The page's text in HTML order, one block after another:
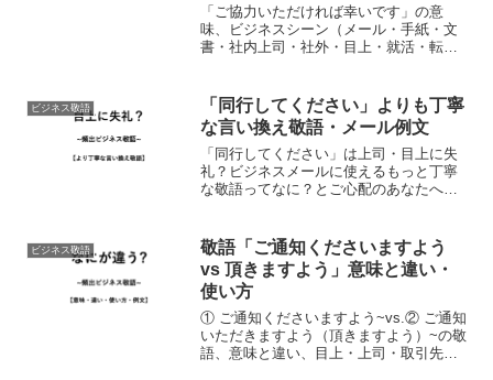
「ご協力いただければ幸いです」の意
味、ビジネスシーン（メール・手紙・文
書・社内上司・社外・目上・就活・転
も正しく解説する記事。なお…相手にな
にか協力してもらいたいときに...
ビジネス敬語
「同行してください」よりも丁寧
な言い換え敬語・メール例文
「同行してください」は上司・目上に失
礼？ビジネスメールに使えるもっと丁寧
な敬語ってなに？とご心配のあなたへ。
ということでは無いのですが…時と場合
によっては上から目線に感...
ビジネス敬語
敬語「ご通知くださいますよう
vs 頂きますよう」意味と違い・
使い方
① ご通知くださいますよう~vs.② ご通知
いただきますよう（頂きますよう）~の敬
語、意味と違い、目上・上司・取引先へ